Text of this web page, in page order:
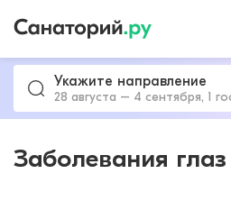
Укажите направление
28 августа – 4 сентября, 1
Заболевания глаз